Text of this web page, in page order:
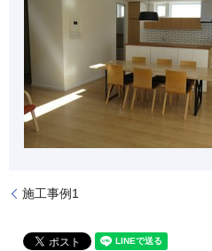
施工事例1